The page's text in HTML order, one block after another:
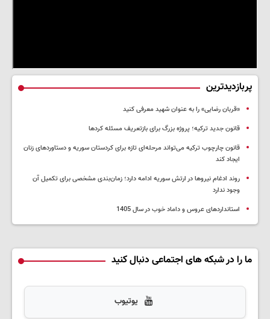
پربازدیدترین
«قربان رضایی» را به عنوان شهید معرفی کنید
قانون جدید ترکیه؛ پروژه بزرگ‌ برای بازتعریف مسئله کردها
قانون چارچوب ترکیه می‌تواند مرحله‌ای تازه برای کردستان سوریه و دستاوردهای زنان
ایجاد کند
روند ادغام نیروها در ارتش سوریه ادامه دارد؛ زمان‌بندی مشخصی برای تکمیل آن
وجود ندارد
استانداردهای عروس و داماد خوب در سال 1405
ما را در شبکه های اجتماعی دنبال کنید
یوتیوب